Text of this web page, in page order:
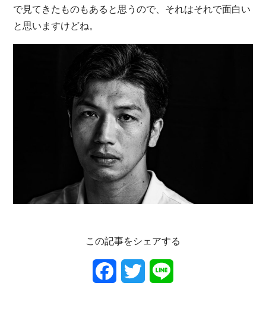
で見てきたものもあると思うので、それはそれで面白い
と思いますけどね。
この記事をシェアする